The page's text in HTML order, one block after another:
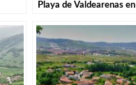
Playa de Valdearenas en